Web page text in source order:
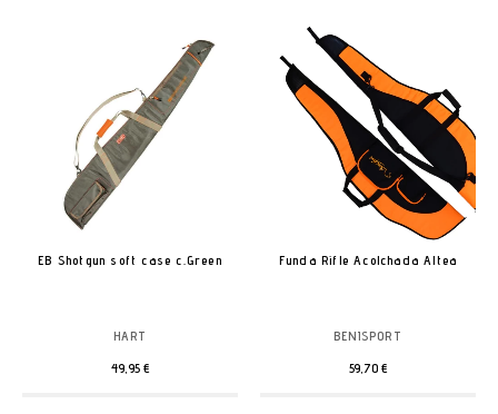
EB Shotgun soft case c.Green
HART
49,95 €
Funda Rifle Acolchada Altea
BENISPORT
59,70 €